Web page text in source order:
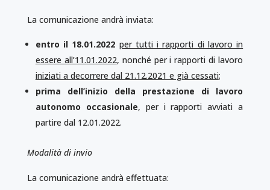
La comunicazione andrà inviata:
entro il 18.01.2022 per tutti i rapporti di lavoro in
essere all’11.01.2022, nonché per i rapporti di lavoro
iniziati a decorrere dal 21.12.2021 e già cessati;
prima dell’inizio della prestazione di lavoro
autonomo occasionale, per i rapporti avviati a
partire dal 12.01.2022.
Modalità di invio
La comunicazione andrà effettuata: